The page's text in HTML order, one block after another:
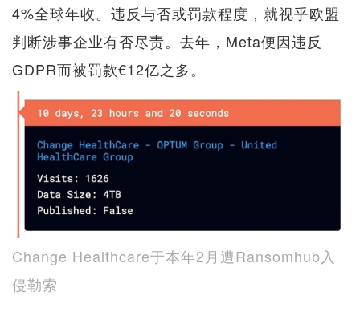
4%全球年收。违反与否或罚款程度，就视乎欧盟
判断涉事企业有否尽责。去年，Meta便因违反
GDPR而被罚款€12亿之多。
Change Healthcare于本年2月遭Ransomhub入
侵勒索